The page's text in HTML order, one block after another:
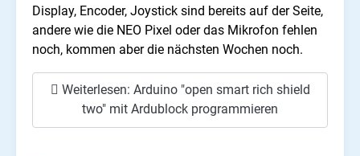
Display, Encoder, Joystick sind bereits auf der Seite,
andere wie die NEO Pixel oder das Mikrofon fehlen
noch, kommen aber die nächsten Wochen noch.
Weiterlesen: Arduino "open smart rich shield
two" mit Ardublock programmieren